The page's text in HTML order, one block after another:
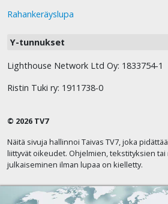
Rahankeräyslupa
Y-tunnukset
Lighthouse Network Ltd Oy: 1833754-1
Ristin Tuki ry: 1911738-0
© 2026 TV7
Näitä sivuja hallinnoi Taivas TV7, joka
liittyvät oikeudet. Ohjelmien, tekstityksien
julkaiseminen ilman lupaa on kielletty.